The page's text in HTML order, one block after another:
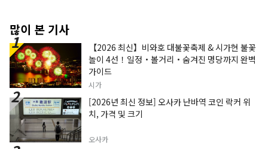
많이 본 기사
【2026 최신】비와호 대불꽃축제 & 시가현 불꽃
놀이 4선！일정・볼거리・숨겨진 명당까지 완벽
가이드
시가
[2026년 최신 정보] 오사카 난바역 코인 락커 위
치, 가격 및 크기
오사카